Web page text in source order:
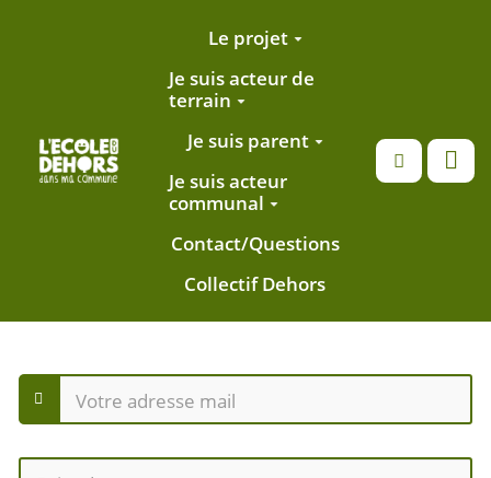
Aller au contenu principalLe projet
Je suis acteur de
terrain
Je suis parent
Je suis acteur
communal
Contact/Questions
Collectif Dehors